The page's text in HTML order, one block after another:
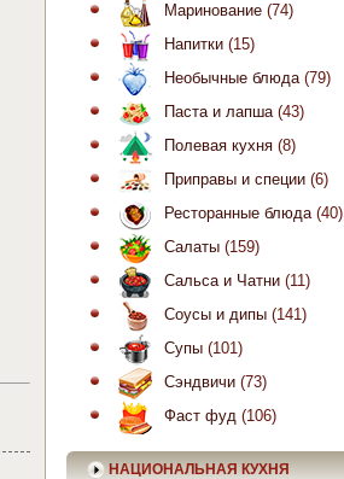
Маринование (74)
Напитки (15)
Необычные блюда(79)
Паста и лапша(43)
Полевая кухня (8)
Приправы и специи (6)
Ресторанные блюда(40)
Салаты (159)
Сальса и Чатни (11)
Соусы и дипы (141)
Супы (101)
Сэндвичи (73)
Фаст фуд (106)
НАЦИОНАЛЬНАЯ КУХНЯ